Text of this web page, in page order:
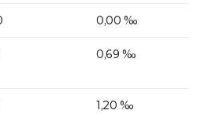
0,00 ‰
0,69 ‰
1,20 ‰